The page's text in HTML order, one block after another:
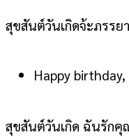
สุขสันต์วันเกิดจ้ะภรร
Happy
สุขสันต์วันเกิด ฉันรัก